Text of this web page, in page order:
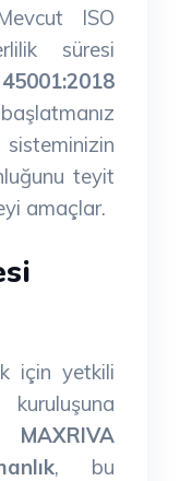
ISO
süresi
teyit
amaçlar.
için yetkili
MAXRIVA
, bu